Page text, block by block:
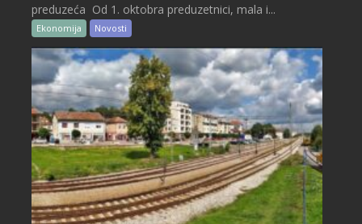
preduzeća Od 1. oktobra preduzetnici, mala i...
Ekonomija Novosti